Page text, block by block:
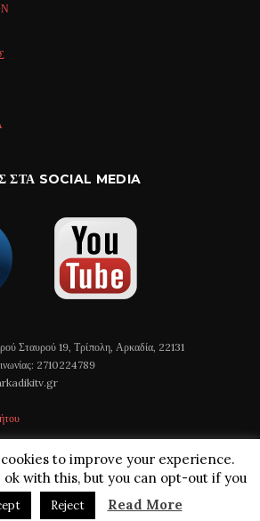
ΣΤΑ SOCIAL MEDIA
Σταυρού 19, Τρίπολη, Αρκαδία, 22131
2710224789
© 2018 All Rights Reserved
to improve your experience.
ok with this, but you can opt-out if you
Reject Read More